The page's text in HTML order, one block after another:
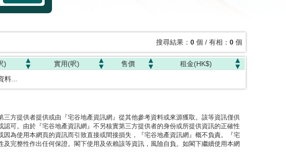
搜尋結果： 0 個 / 有相： 0 個
) 實用(呎) 售價
租金(HK$)
料...
方提供者提供或由『宅谷地產資訊網』從其他參考資料或來源獲取。該等資訊僅供
可。由於『宅谷地產資訊網』不另核實第三方提供者的身份或所提供資訊的正確性
為使用本網頁的資訊而引致直接或間接損失，『宅谷地產資訊網』概不負責。『宅
完整性作出任何保證。閣下使用及依賴該等資訊，風險自負。如閣下繼續使用本網